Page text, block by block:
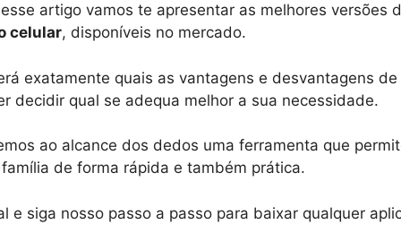
artigo vamos te apresentar as melhores versões
celular, disponíveis no mercado.
exatamente quais as vantagens e desvantagens
decidir qual se adequa melhor a sua necessidade.
ao alcance dos dedos uma ferramenta que
de forma rápida e também prática.
e siga nosso passo a passo para baixar qualquer